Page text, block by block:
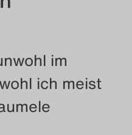
Blog
Blog
im
ich meist